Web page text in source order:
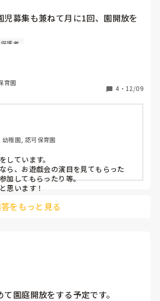
」を知りたいです！
募集も兼ねて月に1回、園開放を
にをしたらいいかのアイデアが浮か
と言っても園庭開放で園庭の遊具で
う形ですが、私の園は園庭が小さ
スはありません。
りパネルシアターをしたりしていま
わけにもいかず、行き詰まっていま
る園で勤務されている方、こういう
どもたちにも喜んでもらえたという
だきたいです。よろしくお願いいた
保護者
育園
4 ・ 12/09
稚園, 認可保育園
しています。
ら、お遊戯会の演目を見てもらった
加してもらったり等。
思います！
をもっと見る
園庭開放をする予定です。